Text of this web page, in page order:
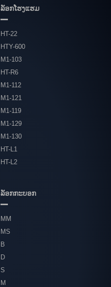
ລັອກໂຮງແຮມ
HT-22
HTY-600
M1-103
HT-R6
M1-112
M1-121
M1-119
M1-129
M1-130
HT-L1
HT-L2
ລັອກກະບອກ
MM
MS
B
D
S
M